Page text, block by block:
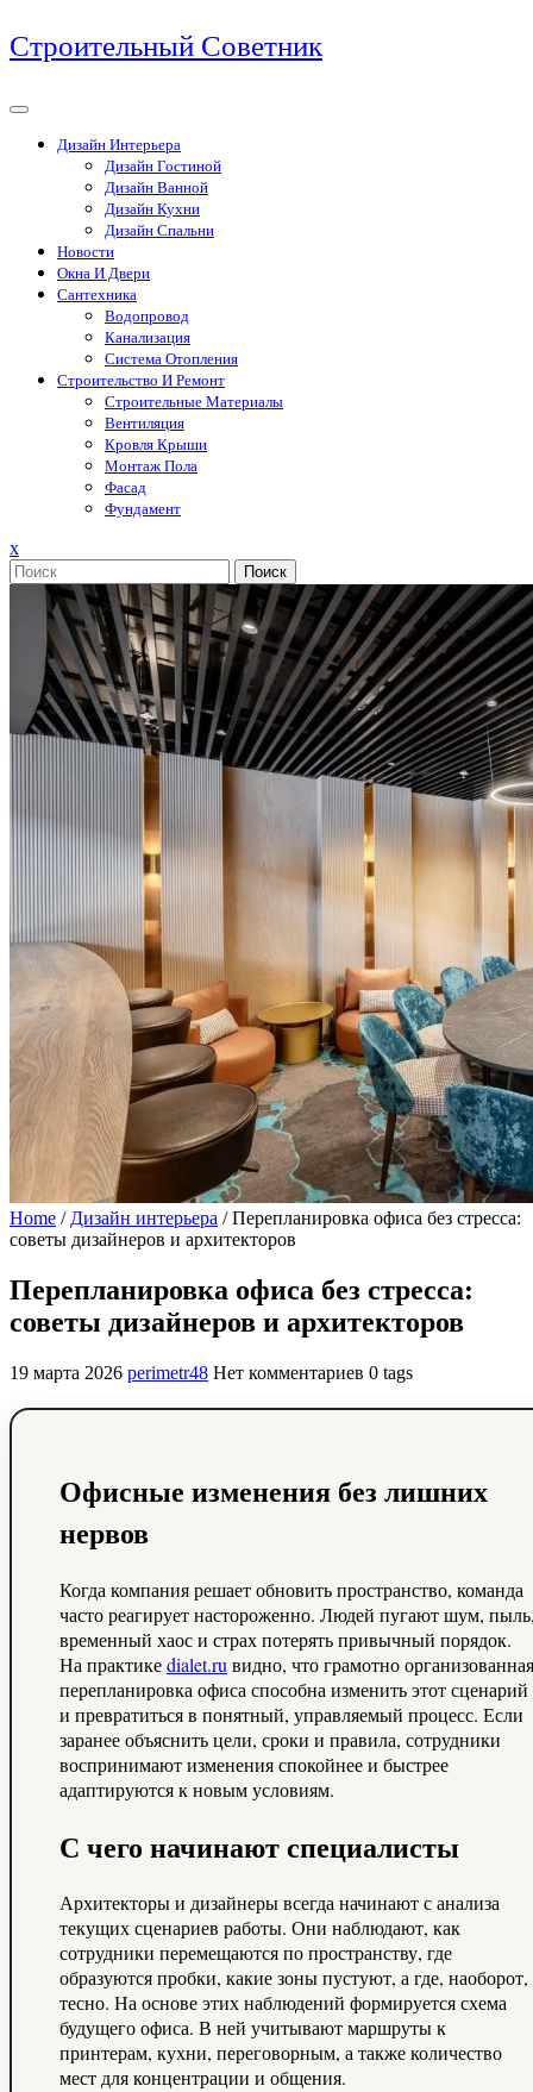
Перейти
к
Строительный Советник
Дизайн Интерьера
Дизайн Гостиной
Дизайн Ванной
Дизайн Кухни
Дизайн Спальни
Новости
Окна И Двери
Сантехника
Водопровод
Канализация
Система Отопления
Строительство И Ремонт
Строительные Материалы
Вентиляция
Кровля Крыши
Монтаж Пола
Фасад
Фундамент
xЗакрыть
меню
Поиск
Home / Дизайн интерьера /Перепланировка офиса без стресса:
советы дизайнеров и архитекторов
Перепланировка офиса без стресса:
советы дизайнеров и архитекторов
19 марта 2026 perimetr48 Нет комментариев 0 tags
Офисные изменения без лишних
нервов
Когда компания решает обновить пространство, команда
часто реагирует настороженно. Людей пугают шум,
временный хаос и страх потерять привычный порядок.
На практикеdialet.ru видно, что грамотно организованная
перепланировка офиса способна изменить этот сценарий
и превратиться в понятный, управляемый процесс. Если
заранее объяснить цели, сроки и правила, сотрудники
воспринимают изменения спокойнее и быстрее
адаптируются к новым условиям.
С чего начинают специалисты
Архитекторы и дизайнеры всегда начинают с анализа
текущих сценариев работы. Они наблюдают, как
сотрудники перемещаются по пространству, где
образуются пробки, какие зоны пустуют, а где, наоборот,
тесно. На основе этих наблюдений формируется схема
будущего офиса. В ней учитывают маршруты к
принтерам, кухни, переговорным, а также количество
мест для концентрации и общения.